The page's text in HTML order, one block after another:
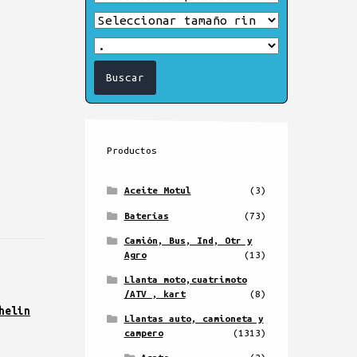
Productos
Aceite Motul (3)
Baterías (73)
Camión, Bus, Ind, Otr y
Agro
(13)
Llanta moto,cuatrimoto
/ATV , kart
(8)
Llantas auto, camioneta y
campero
(1313)